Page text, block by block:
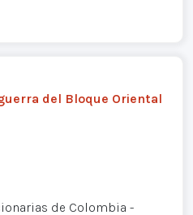
del Bloque Oriental
de Colombia -